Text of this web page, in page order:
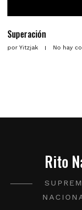
Superación
por Yitzjak No hay
Rito